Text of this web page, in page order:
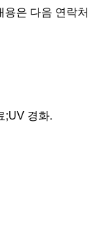
은 다음 연락처
;UV 경화.